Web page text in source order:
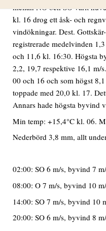
mellan NO och SO varit
kl. 16 drog ett åsk- och
vindökningar. Dest.
registrerade medelvinden
och 11,6 kl. 16:30. Högsta
2,2, 19,7 respektive 16,1 m/
00 och 16 och som högst
toppade med 20,0 kl. 17.
Annars hade högsta byvind
Min temp: +15,4°C kl. 06.
Nederbörd 3,8 mm, allt
02:00: SO 6 m/s, byvind 7
08:00: O 7 m/s, byvind 10
14:00: SO 7 m/s, byvind 10
20:00: SO 6 m/s, byvind 8